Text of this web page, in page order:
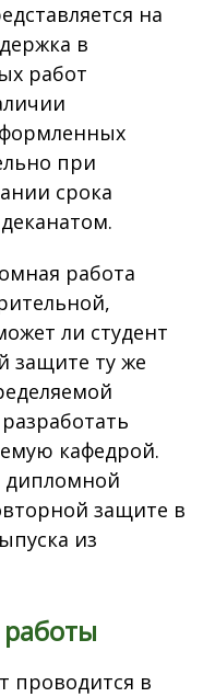
на
в
работ
при
срока
работа
ли студент
защите ту же
кафедрой.
дипломной
защите в
из
проводится в